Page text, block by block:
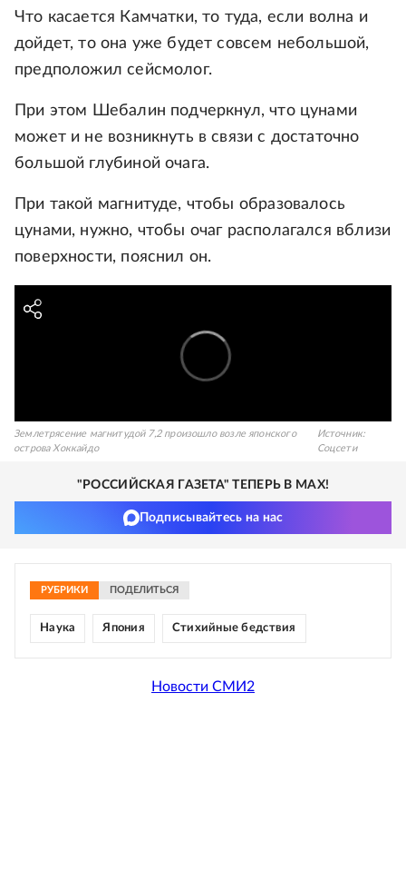
Что касается Камчатки, то туда, если волна и
дойдет, то она уже будет совсем небольшой,
предположил сейсмолог.
При этом Шебалин подчеркнул, что цунами
может и не возникнуть в связи с достаточно
большой глубиной очага.
При такой магнитуде, чтобы образовалось
цунами, нужно, чтобы очаг располагался вблизи
поверхности, пояснил он.
Землетрясение магнитудой 7,2 произошло возле японского
острова Хоккайдо
Источник:
Соцсети
"РОССИЙСКАЯ ГАЗЕТА" ТЕПЕРЬ В MAX!
Подписывайтесь на нас
РУБРИКИ ПОДЕЛИТЬСЯ
Наука Япония Стихийные бедствия
Новости СМИ2